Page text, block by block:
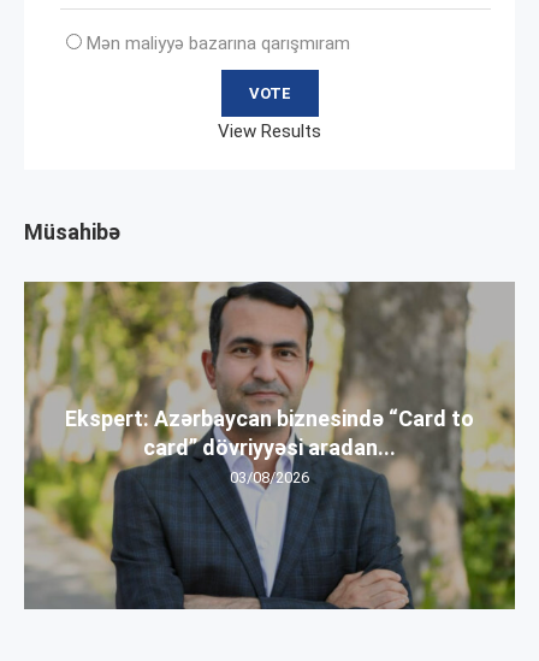
Mən maliyyə bazarına qarışmıram
View Results
Müsahibə
Ekspert: Azərbaycan biznesində “Card to
card” dövriyyəsi aradan...
03/08/2026